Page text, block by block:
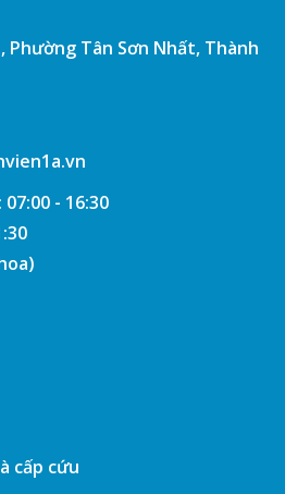
Phường Tân Sơn Nhất, Thành
- 16:30
cấp cứu